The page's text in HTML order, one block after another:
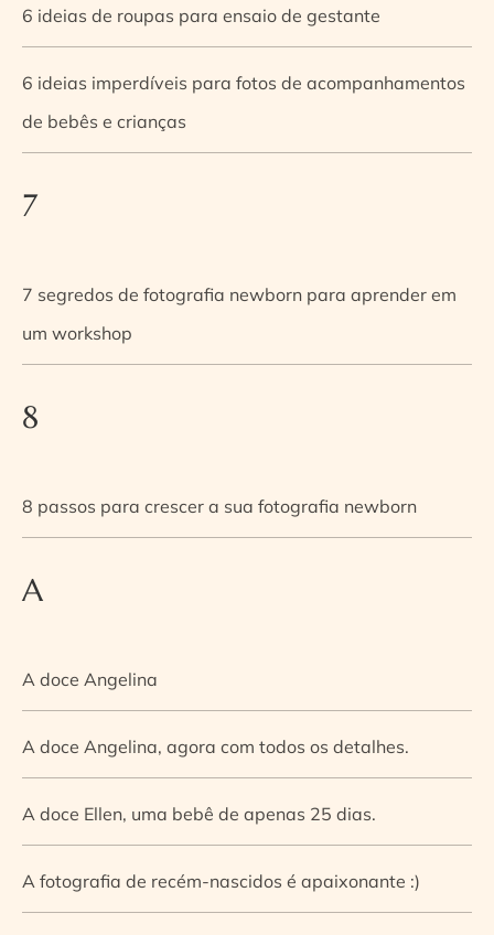
6 ideias de roupas para ensaio de gestante
6 ideias imperdíveis para fotos de acompanhamentos
de bebês e crianças
7
7 segredos de fotografia newborn para aprender em
um workshop
8
8 passos para crescer a sua fotografia newborn
A
A doce Angelina
A doce Angelina, agora com todos os detalhes.
A doce Ellen, uma bebê de apenas 25 dias.
A fotografia de recém-nascidos é apaixonante :)